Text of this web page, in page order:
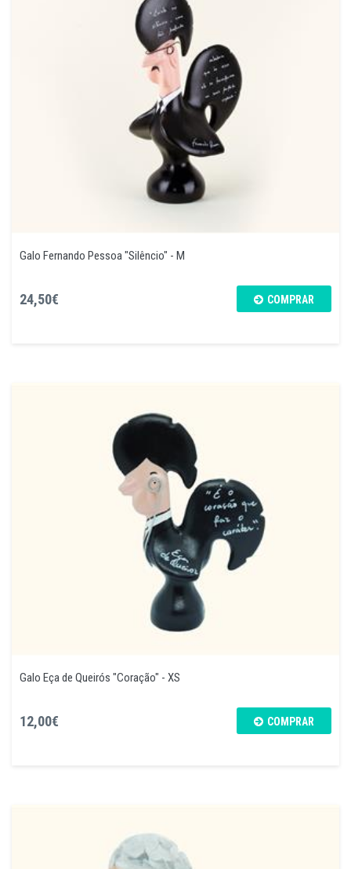
Galo Fernando Pessoa "Silêncio" - M
24,50€ COMPRAR
Galo Eça de Queirós "Coração" - XS
12,00€ COMPRAR